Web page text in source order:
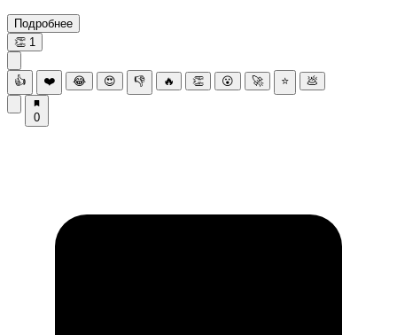
Подробнее
👏 1
👍 ❤️ 😂 😍 👎 🔥 👏 😮 🚀 ⭐ 💩
0